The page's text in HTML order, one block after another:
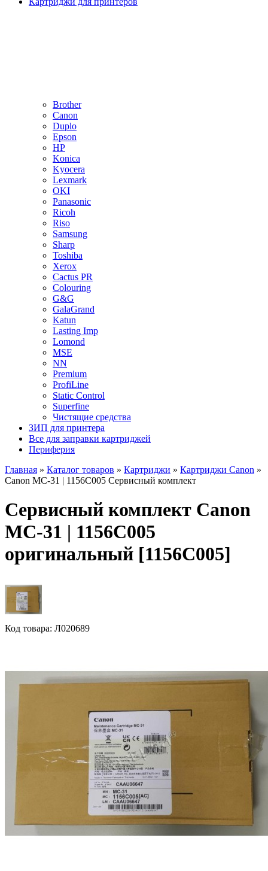
Brother
Canon
Duplo
Epson
HP
Konica
Kyocera
Lexmark
OKI
Panasonic
Ricoh
Riso
Samsung
Sharp
Toshiba
Xerox
Cactus PR
Colouring
G&G
GalaGrand
Katun
Lasting Imp
Lomond
MSE
NN
Premium
ProfiLine
Static Control
Superfine
Чистящие средства
ЗИП для принтера
Все для заправки картриджей
Периферия
Главная » Каталог товаров » Картриджи » Картриджи Canon »
Canon MC-31 | 1156C005 Сервисный комплект
Сервисный комплект Canon
MC-31 | 1156C005
оригинальный [1156C005]
Код товара: Л020689